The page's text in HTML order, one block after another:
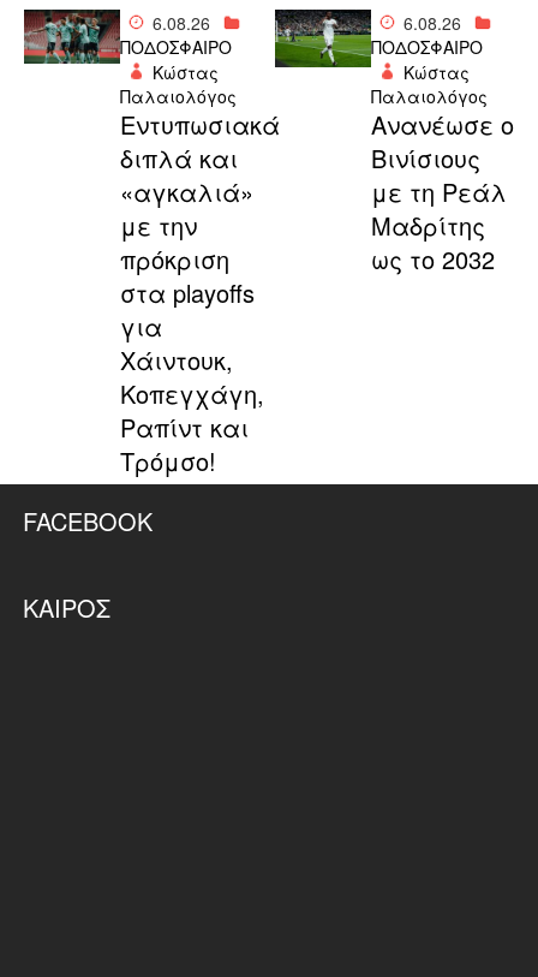
6.08.26
ΠΟΔΟΣΦΑΙΡΟ
Κώστας
Παλαιολόγος
Εντυπωσιακά
διπλά και
«αγκαλιά»
με την
πρόκριση
στα playoffs
για
Χάιντουκ,
Κοπεγχάγη,
Ραπίντ και
Τρόμσο!
6.08.26
ΠΟΔΟΣΦΑΙΡΟ
Κώστας
Παλαιολόγος
Ανανέωσε ο
Βινίσιους
με τη Ρεάλ
Μαδρίτης
ως το 2032
FACEBOOK
ΚΑΙΡΌΣ